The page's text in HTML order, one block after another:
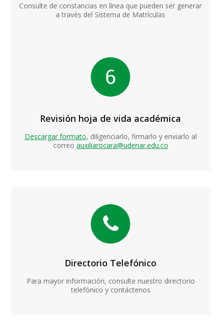
Consulte de constancias en línea que pueden ser generar
a través del Sistema de Matrículas
Revisión hoja de vida académica
Descargar formato, diligenciarlo, firmarlo y enviarlo al
correo auxiliarocara@udenar.edu.co
Directorio Telefónico
Para mayor información, consulte nuestro directorio
telefónico y contáctenos